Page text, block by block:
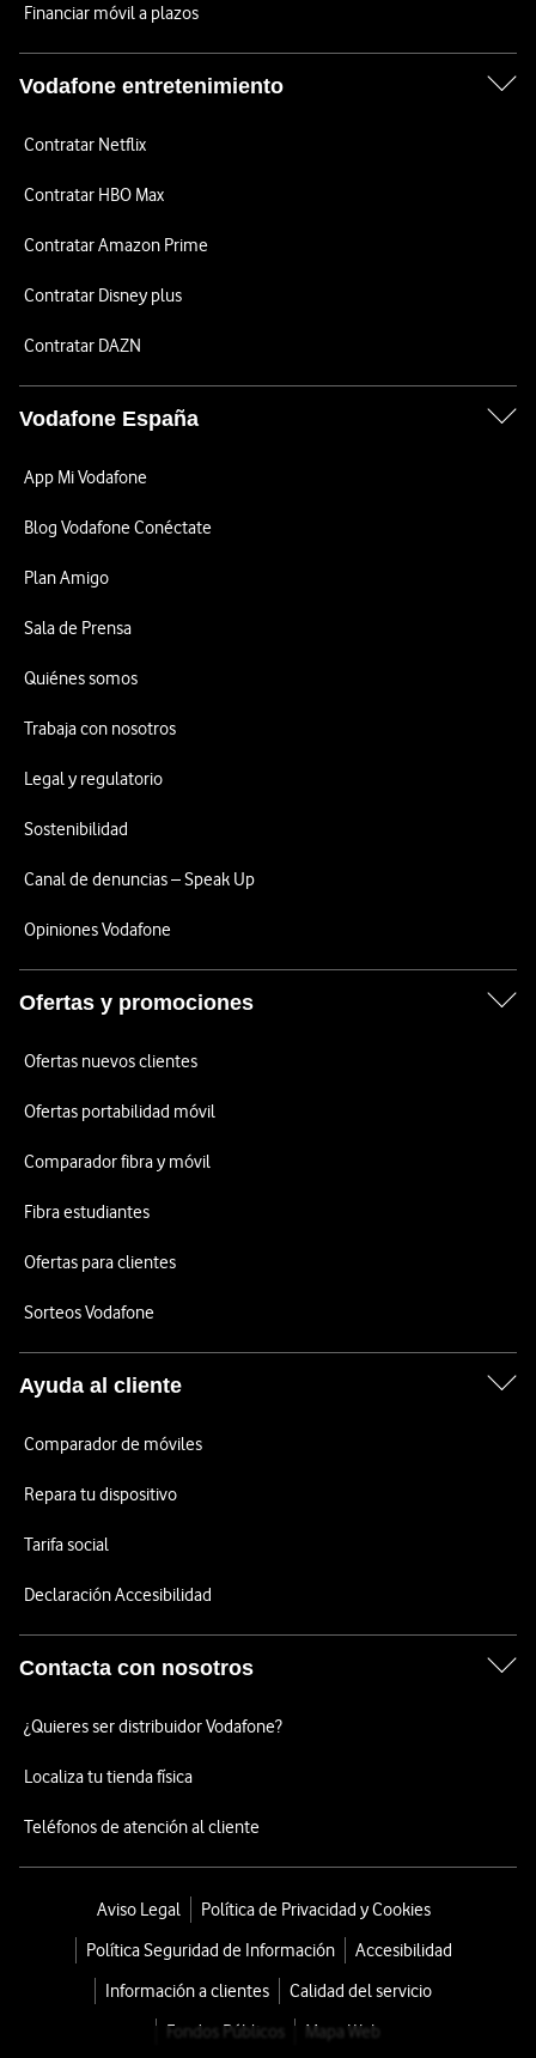
Financiar móvil a plazos
Vodafone entretenimiento
Contratar Netflix
Contratar HBO Max
Contratar Amazon Prime
Contratar Disney plus
Contratar DAZN
Vodafone España
App Mi Vodafone
Blog Vodafone Conéctate
Plan Amigo
Sala de Prensa
Quiénes somos
Trabaja con nosotros
Legal y regulatorio
Sostenibilidad
Canal de denuncias – Speak Up
Opiniones Vodafone
Ofertas y promociones
Ofertas nuevos clientes
Ofertas portabilidad móvil
Comparador fibra y móvil
Fibra estudiantes
Ofertas para clientes
Sorteos Vodafone
Ayuda al cliente
Comparador de móviles
Repara tu dispositivo
Tarifa social
Declaración Accesibilidad
Contacta con nosotros
¿Quieres ser distribuidor Vodafone?
Localiza tu tienda física
Teléfonos de atención al cliente
Aviso Legal
Política de Privacidad y Cookies
Política Seguridad de Información
Accesibilidad
Información a clientes
Calidad del servicio
Fondos Públicos
Mapa Web